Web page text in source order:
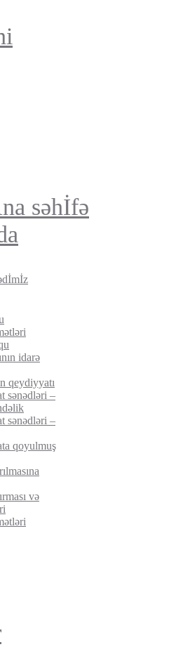
səhİfə
idarə
qeydiyyatı
sənədləri –
sənədləri –
qoyulmuş
və